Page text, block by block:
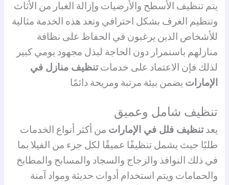
يتم تنظيف الأسطح والأرضيات وإزالة الغبار من الأثاث
وتنظيم الغرف بشكل احترافي وتعد هذه الخدمة مثالية
للأشخاص الذين يرغبون في الحفاظ على نظافة
منازلهم باستمرار دون الحاجة لبذل مجهود يومي كبير
لذلك فإن الاعتماد على خدماتتنظيف منازل في
الإمارات يضمن بيئة مرتبة ومريحة دائمًا
تنظيف شامل وعميق
يعدتنظيف فلل في الإمارات من أكثر أنواع الخدمات
طلبًا حيث يشمل تنظيفًا عميقًا لكل جزء من الفيلا بما
في ذلك النوافذ والزجاج والسجاد والمسابح والمطابخ
والحمامات ويتم استخدام أدوات حديثة ومواد آمنة